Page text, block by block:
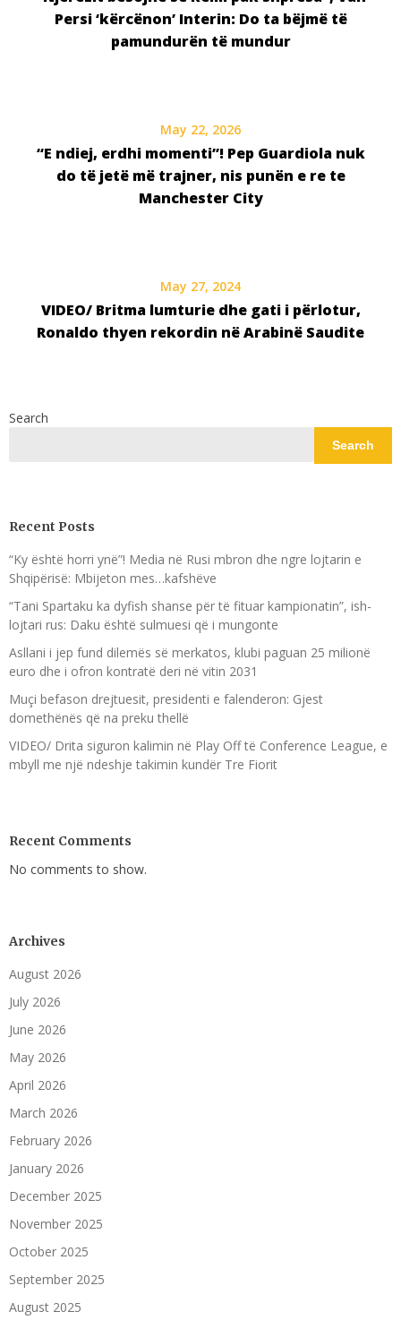
Persi ‘kërcënon’ Interin: Do ta bëjmë të
pamundurën të mundur
May 22, 2026
“E ndiej, erdhi momenti”! Pep Guardiola nuk
do të jetë më trajner, nis punën e re te
Manchester City
May 27, 2024
VIDEO/ Britma lumturie dhe gati i përlotur,
Ronaldo thyen rekordin në Arabinë Saudite
Search
Search
Recent Posts
“Ky është horri ynë”! Media në Rusi mbron dhe ngre lojtarin e
Shqipërisë: Mbijeton mes…kafshëve
“Tani Spartaku ka dyfish shanse për të fituar kampionatin”, ish-
lojtari rus: Daku është sulmuesi që i mungonte
Asllani i jep fund dilemës së merkatos, klubi paguan 25 milionë
euro dhe i ofron kontratë deri në vitin 2031
Muçi befason drejtuesit, presidenti e falenderon: Gjest
domethënës që na preku thellë
VIDEO/ Drita siguron kalimin në Play Off të Conference League, e
mbyll me një ndeshje takimin kundër Tre Fiorit
Recent Comments
No comments to show.
Archives
August 2026
July 2026
June 2026
May 2026
April 2026
March 2026
February 2026
January 2026
December 2025
November 2025
October 2025
September 2025
August 2025